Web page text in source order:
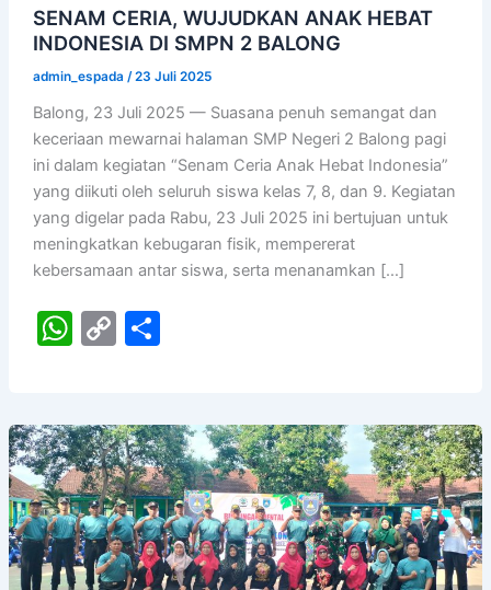
SENAM CERIA, WUJUDKAN ANAK HEBAT
INDONESIA DI SMPN 2 BALONG
admin_espada /23 Juli 2025
Balong, 23 Juli 2025 — Suasana penuh semangat dan
keceriaan mewarnai halaman SMP Negeri 2 Balong pagi
ini dalam kegiatan “Senam Ceria Anak Hebat Indonesia”
yang diikuti oleh seluruh siswa kelas 7, 8, dan 9. Kegiatan
yang digelar pada Rabu, 23 Juli 2025 ini bertujuan untuk
meningkatkan kebugaran fisik, mempererat
kebersamaan antar siswa, serta menanamkan […]
W
s
A
p
p
C
y
Li
n
k
S
e